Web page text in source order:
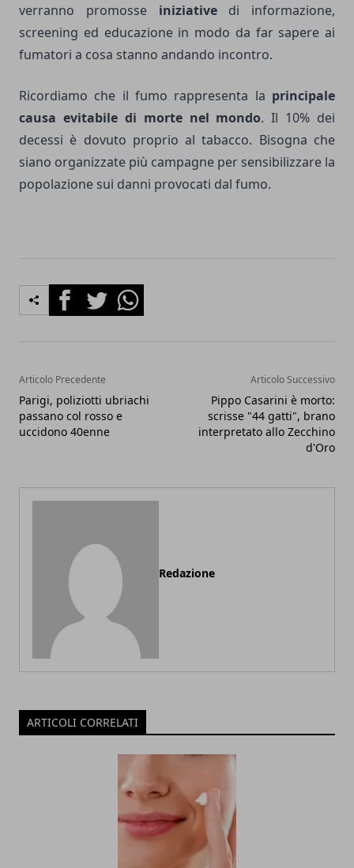
verranno promosse iniziativedi informazione,
screening ed educazione in modo da far sapere ai
fumatori a cosa stanno andando incontro.
Ricordiamo che il fumo rappresenta la principale
causa evitabile di morte nel mondo. Il 10% dei
decessi è dovuto proprio al tabacco. Bisogna che
siano organizzate più campagne per sensibilizzare la
popolazione sui danni provocati dal fumo.
FacebookTwitterWhatsapp
Articolo Precedente
Parigi, poliziotti ubriachi
passano col rosso e
uccidono 40enne
Articolo Successivo
Pippo Casarini è morto:
scrisse "44 gatti", brano
interpretato allo Zecchino
d'Oro
Redazione
ARTICOLI CORRELATI